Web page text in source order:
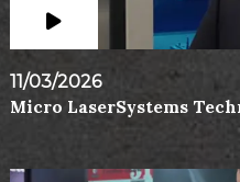
11/03/2026
Micro LaserSystems